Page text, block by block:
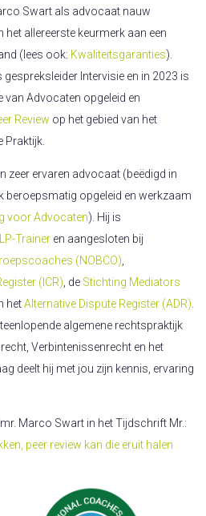
Swart als advocaat nauw
het allereerste keurmerk aan een
(lees ook: Kwaliteitsgaranties).
Intervisie en in 2023 is
van Advocaten opgeleid en
Review op het gebied van het
Praktijk.
zeer ervaren advocaat (beëdigd in
beroepsmatig opgeleid en werkzaam
voor Advocaten). Hij is
Trainer en aangesloten bij
(NOBCO)
(ICR) , de Stichting Mediators
hetAlternative Dispute Register (ADR)
algemene rechtspraktijk
Verbintenissenrecht en het
deelt hij met jou zijn kennis, ervaring
mr. Marco Swart in het Tijdschrift Mr.:
peer review kan die eruit halen